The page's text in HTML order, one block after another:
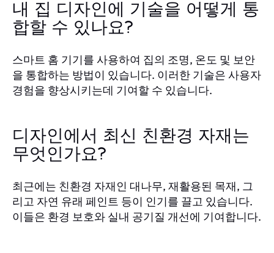
내 집 디자인에 기술을 어떻게 통
합할 수 있나요?
스마트 홈 기기를 사용하여 집의 조명, 온도 및 보안
을 통합하는 방법이 있습니다. 이러한 기술은 사용자
경험을 향상시키는데 기여할 수 있습니다.
디자인에서 최신 친환경 자재는
무엇인가요?
최근에는 친환경 자재인 대나무, 재활용된 목재, 그
리고 자연 유래 페인트 등이 인기를 끌고 있습니다.
이들은 환경 보호와 실내 공기질 개선에 기여합니다.